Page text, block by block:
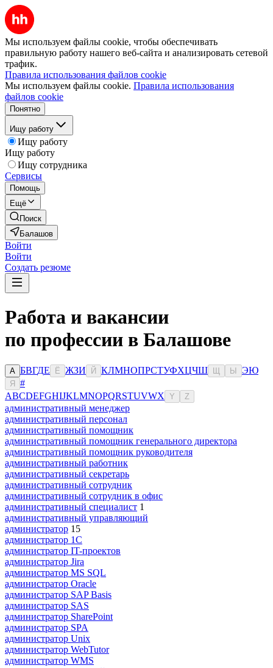
Мы используем файлы cookie, чтобы обеспечивать
правильную работу нашего веб-сайта и анализировать сетевой
трафик.
Правила использования файлов cookie
Мы используем файлы cookie. Правила использования
файлов cookie
Понятно
Ищу работу
Ищу работу
Ищу работу
Ищу сотрудника
Сервисы
Помощь
Ещё
Поиск
Балашов
Войти
Войти
Создать резюме
Работа и вакансии
по профессии в Балашове
А БВГДЕ Ё ЖЗИ Й КЛМНОПРСТУФХЦЧШ Ы ЭЮ
Я
#
ABCDEFGHIJKLMNOPQRSTUVWX Y Z
административный менеджер
административный персонал
административный помощник
административный помощник генерального директора
административный помощник руководителя
административный работник
административный секретарь
административный сотрудник
административный сотрудник в офис
административный специалист 1
административный управляющий
администратор 15
администратор 1С
администратор IT-проектов
администратор Jira
администратор MS SQL
администратор Oracle
администратор SAP Basis
администратор SAS
администратор SharePoint
администратор SPA
администратор Unix
администратор WebTutor
администратор WMS